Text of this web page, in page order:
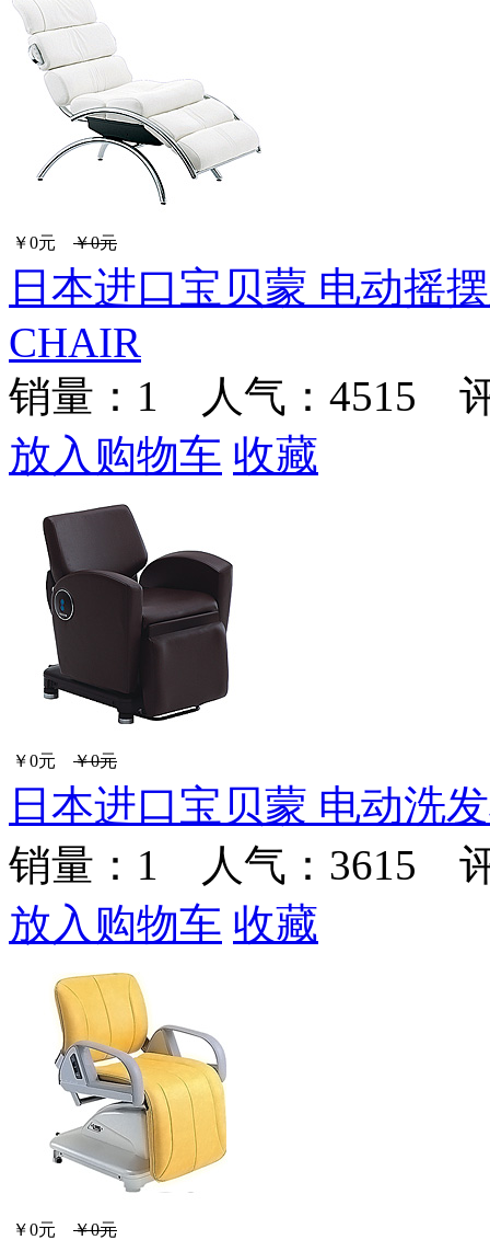
￥0元 ￥0元
日本进口宝贝蒙 电动摇
CHAIR
销量： 1 人气：4515
放入购物车 收藏
￥0元 ￥0元
日本进口宝贝蒙 电动洗
销量： 1 人气：3615
放入购物车 收藏
￥0元 ￥0元